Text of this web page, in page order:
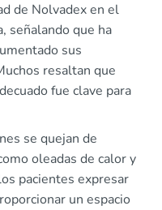
de Nolvadex en el
señalando que ha
sus
resaltan que
fue clave para
se quejan de
oleadas de calor y
pacientes expresar
un espacio